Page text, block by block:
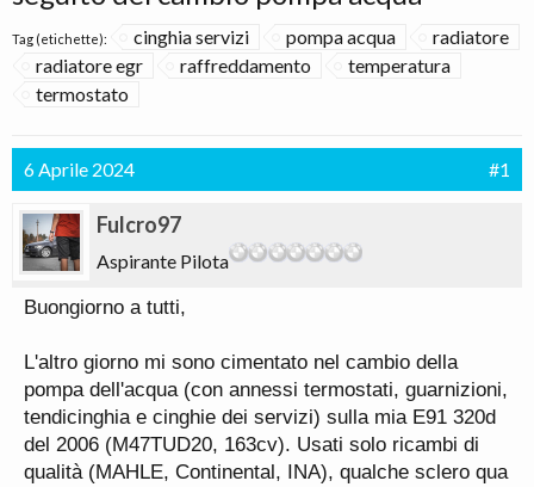
Tag (etichette): cinghia servizi pompa acqua
radiatore
radiatore egr
raffreddamento
temperatura
termostato
6 Aprile 2024 #1
Fulcro97
Aspirante Pilota
Buongiorno a tutti,
L'altro giorno mi sono cimentato nel cambio della
pompa dell'acqua (con annessi termostati, guarnizioni,
tendicinghia e cinghie dei servizi) sulla mia E91 320d
del 2006 (M47TUD20, 163cv). Usati solo ricambi di
qualità (MAHLE, Continental, INA), qualche sclero qua